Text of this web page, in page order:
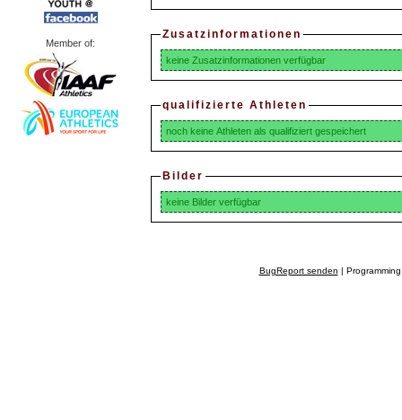
Member of:
Zusatzinformationen
keine Zusatzinformationen verfügbar
qualifizierte Athleten
noch keine Athleten als qualifiziert gespeichert
Bilder
keine Bilder verfügbar
BugReport senden |